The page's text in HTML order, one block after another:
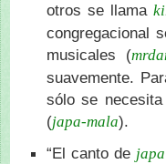
otros se llama
congregacional
musicales (
suavemente.
sólo se
(japa-mala).
“El canto de japa